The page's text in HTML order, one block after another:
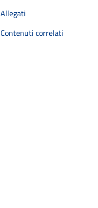
Allegati
Contenuti correlati